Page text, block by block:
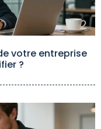
votre entreprise
?